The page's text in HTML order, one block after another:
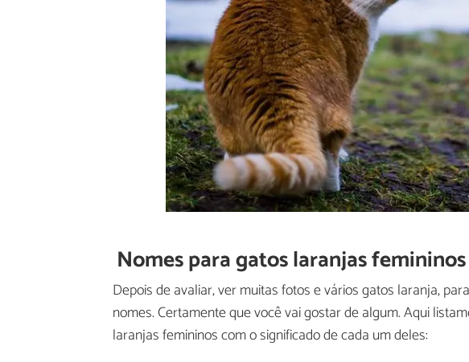
Nomes para gatos laranjas femininos
Depois de avaliar, ver muitas fotos e vários gatos laranja,
nomes. Certamente que você vai gostar de algum. Aqui
laranjas femininos com o significado de cada um deles: